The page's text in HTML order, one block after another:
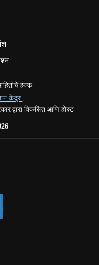
हक्क
केंद्र,
द्वारा विकसित आणि होस्ट